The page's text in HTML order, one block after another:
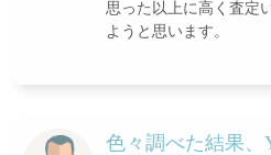
思った以上に高く査定
ようと思います。
色々調べた結果